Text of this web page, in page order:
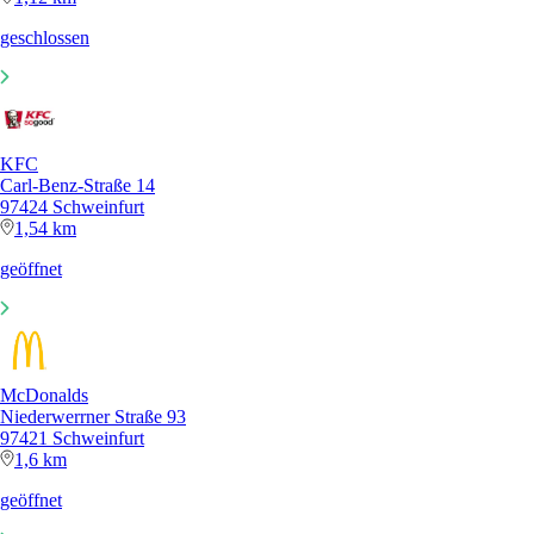
geschlossen
KFC
Carl-Benz-Straße 14
97424 Schweinfurt
1,54 km
geöffnet
McDonalds
Niederwerrner Straße 93
97421 Schweinfurt
1,6 km
geöffnet